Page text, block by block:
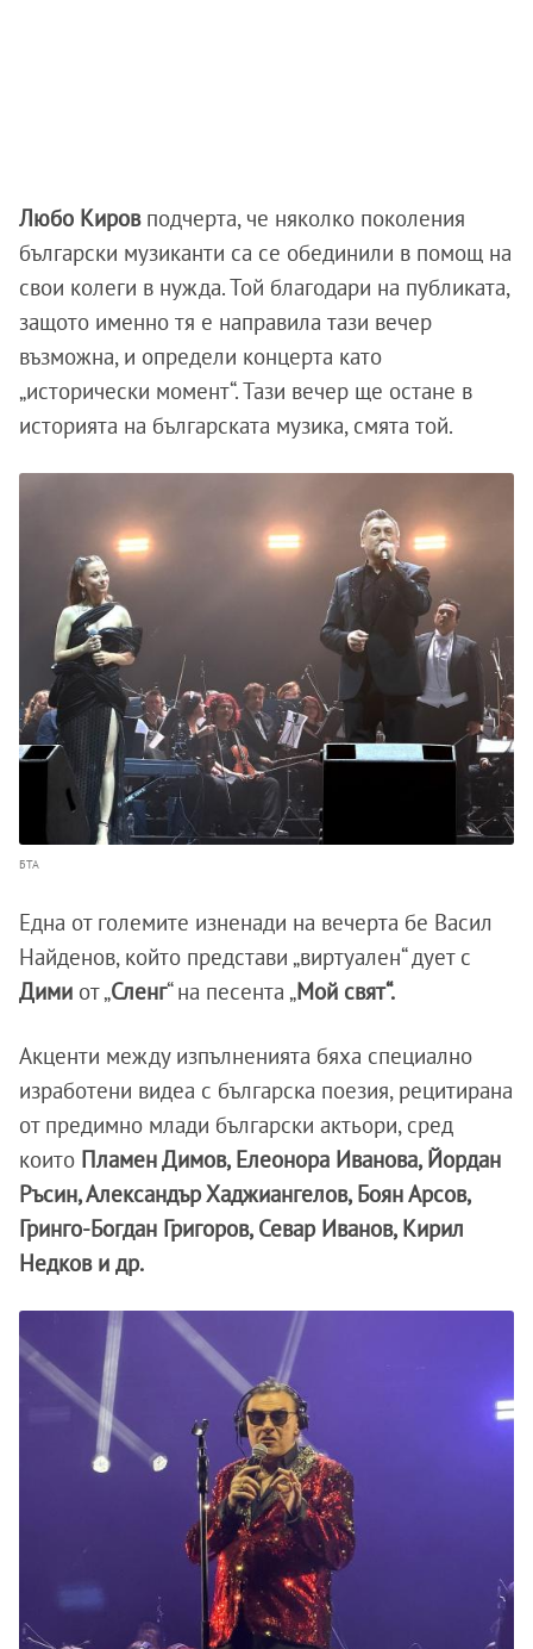
Любо Кировподчерта, че няколко поколения
български музиканти са се обединили в помощ на
свои колеги в нужда. Той благодари на публиката,
защото именно тя е направила тази вечер
възможна, и определи концерта като
„исторически момент“. Тази вечер ще остане в
историята на българската музика, смята той.
БТА
Една от големите изненади на вечерта бе Васил
Найденов, който представи „виртуален“ дует с
Дими от „Сленг“ на песента „Мой свят“.
Акценти между изпълненията бяха специално
изработени видеа с българска поезия, рецитирана
от предимно млади български актьори, сред
които Пламен Димов, Елеонора Иванова, Йордан
Ръсин, Александър Хаджиангелов, Боян Арсов,
Гринго-Богдан Григоров, Севар Иванов, Кирил
Недков и др.